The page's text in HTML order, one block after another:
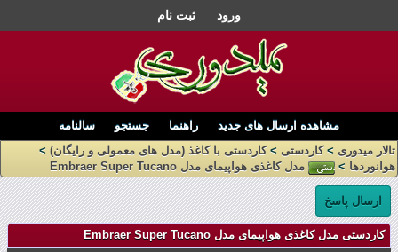
ورود ثبت نام
مشاهده ارسال های جدید راهنما جستجو
سالنامه
تالار میدوری >کاردستی >کاردستی با کاغذ (مدل های معمولی و رایگان) >
هوانوردها > مدل کاغذی هواپیمای مدل Embraer Super Tucano
ارسال پاسخ
کاردستی مدل کاغذی هواپیمای مدل Embraer Super Tucano